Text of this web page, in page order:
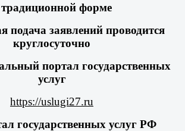
форме
подача заявлений проводится
круглосуточно
портал государственных
услуг
https://uslugi27.ru
государственных услуг РФ